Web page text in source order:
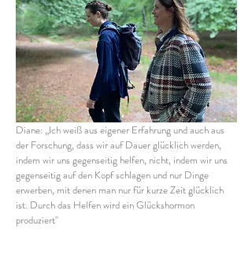
Diane: „Ich weiß aus eigener Erfahrung und auch aus
der Forschung, dass wir auf Dauer glücklich werden,
indem wir uns gegenseitig helfen, nicht, indem wir uns
gegenseitig auf den Kopf schlagen und nur Dinge
erwerben, mit denen man nur für kurze Zeit glücklich
ist. Durch das Helfen wird ein Glückshormon
produziert''